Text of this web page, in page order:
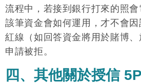
流程中，若接到銀行打來的照
該筆資金會如何運用，才不會
紅線（如回答資金將用於賭博
申請被拒。
四、其他關於授信